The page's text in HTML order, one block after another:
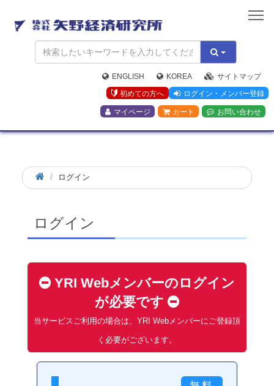
矢
野
経
済
研
究
所
ENGLISH KOREA
サイトマップ
初めての方へ
ログイン・メンバー登録
マイページ カート お問い合わせ
ログイン
ログイン
YRI Webメンバーのログイン
が必要です
当サービスご利用の場合は、YRI Webメンバーにご登録頂
く必要がございます。